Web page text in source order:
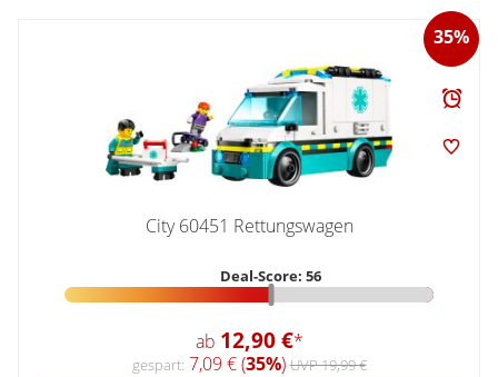
35%
City 60451 Rettungswagen
Deal-Score: 56
ab 12,90 €*
gespart: 7,09 € (35%)UVP 19,99 €